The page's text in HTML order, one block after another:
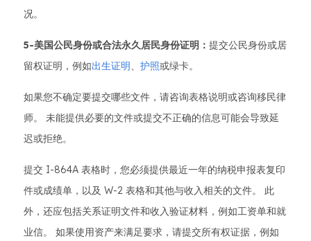
况。
5-美国公民身份或合法永久居民身份证明： 提交公民身份或居
留权证明，例如出生证明、 护照或绿卡。
如果您不确定要提交哪些文件，请咨询表格说明或咨询移民律
师。 未能提供必要的文件或提交不正确的信息可能会导致延
迟或拒绝。
提交 I-864A 表格时，您必须提供最近一年的纳税申报表复印
件或成绩单，以及 W-2 表格和其他与收入相关的文件。 此
外，还应包括关系证明文件和收入验证材料，例如工资单和就
业信。 如果使用资产来满足要求，请提交所有权证据，例如